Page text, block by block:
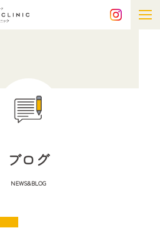
ブログ
NEWS&BLOG